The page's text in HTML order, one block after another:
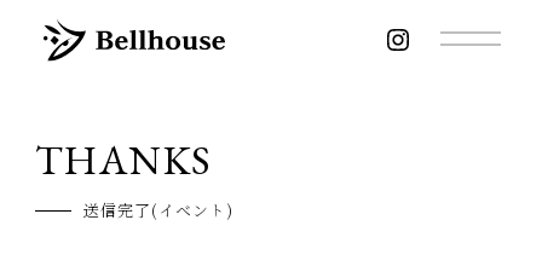
THANKS
送信完了(イベント)